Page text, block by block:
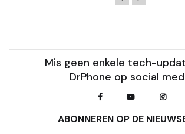
Mis geen enkele tech-
DrPhone op social
ABONNEREN OP DE